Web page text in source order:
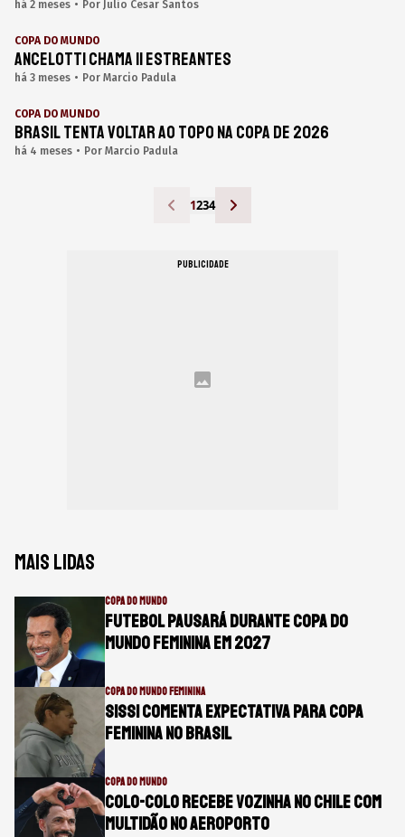
há 2 meses • Por Julio Cesar Santos
COPA DO MUNDO
Ancelotti chama 11 estreantes
há 3 meses • Por Marcio Padula
COPA DO MUNDO
Brasil tenta voltar ao topo na Copa de 2026
há 4 meses • Por Marcio Padula
1234
PUBLICIDADE
Mais lidas
COPA DO MUNDO
Futebol pausará durante Copa do
Mundo Feminina em 2027
COPA DO MUNDO FEMININA
Sissi comenta expectativa para Copa
Feminina no Brasil
COPA DO MUNDO
Colo-Colo recebe Vozinha no Chile com
multidão no aeroporto